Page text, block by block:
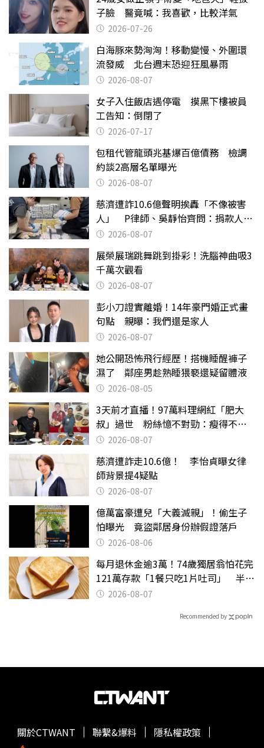
子臉 醫竟喊：我喜歡，比較洋氣
2026-07-26
白海豚來勢洶洶！移動變慢、外圍環
流發威 北台週末恐迎狂風暴雨
2026-08-07
女子入住飯店遇停電 摸黑下樓被員
工告知：倒閉了
2026-07-17
包租代管龍頭兆基爆百億債務 檢調
約談2高層名單曝光
2026-08-07
慈濟遭詐10.6億聲明挨轟「不像被害
人」 P律師、吳靜怡齊問：捐款人有
權知道真相
2026-08-07
展榮展瑞跳舞跳到掛彩！洗腦神曲吸3
千萬次觀看
2026-08-07
彭小刀證實離婚！14年豪門婚正式畫
句點 親曝：我們還是家人
2026-08-07
她公開恐怖飛行經歷！搭機睡醒褲子
濕了 鄰座男趁熟睡猥褻還疑留體液
2026-08-05
3天前才直播！97萬料理網紅「肥大
叔」過世 粉絲憶不對勁：瘦得不合
理 2026-08-07
慈濟遭詐走10.6億！ 李怡貞曝女律
師背景提4疑點
2026-08-07
億萬富豪遭兒「大義滅親」！偷生子
怕曝光 竟盜鄰居身份辦假證落戶
2026-08-06
每月退休金逾3萬！74歲獨居翁怕花完
121萬存款「1餐只吃1片吐司」 半年
後暴瘦嚇壞女兒
2026-08-07
Recommended by
關於CTWANT 聯繫&爆料
隱私權政策